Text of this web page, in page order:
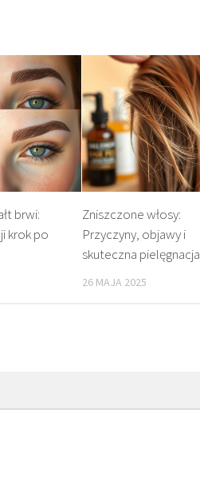
brwi:
krok po
Zniszczone włosy:
Przyczyny, objawy i
skuteczna pielęgnacja
26 MAJA 2025